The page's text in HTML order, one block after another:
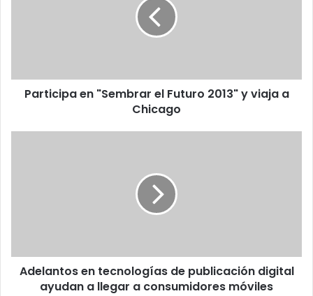
a
Chicago
Participa en "Sembrar el Futuro 2013" y viaja a
Chicago
llegar
consumidores
Adelantos en tecnologías de publicación digital
ayudan a llegar a consumidores móviles